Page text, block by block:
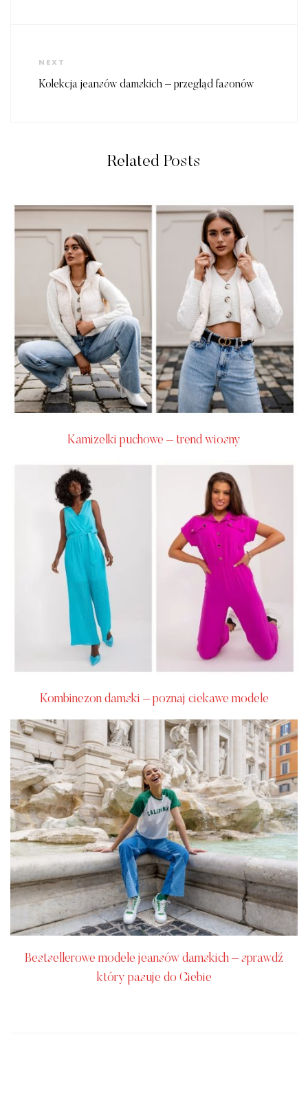
Next
Post
NEXT
Kolekcja jeansów damskich – przegląd fasonów
Related Posts
Kamizelki puchowe – trend wiosny
Kombinezon damski – poznaj ciekawe modele
Bestsellerowe modele jeansów damskich – sprawdź
który pasuje do Ciebie